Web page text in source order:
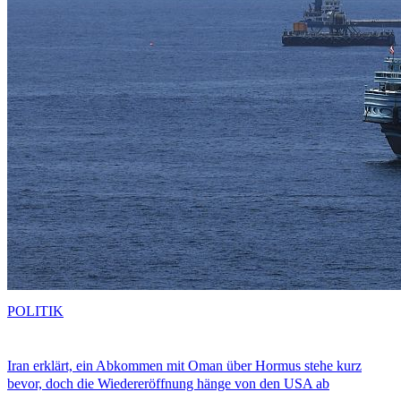
Iran erklärt, ein Abkommen mit Oman über Hormus stehe kurz
bevor, doch die Wiedereröffnung hänge von den USA ab
POLITIK